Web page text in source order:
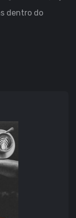
dentro do